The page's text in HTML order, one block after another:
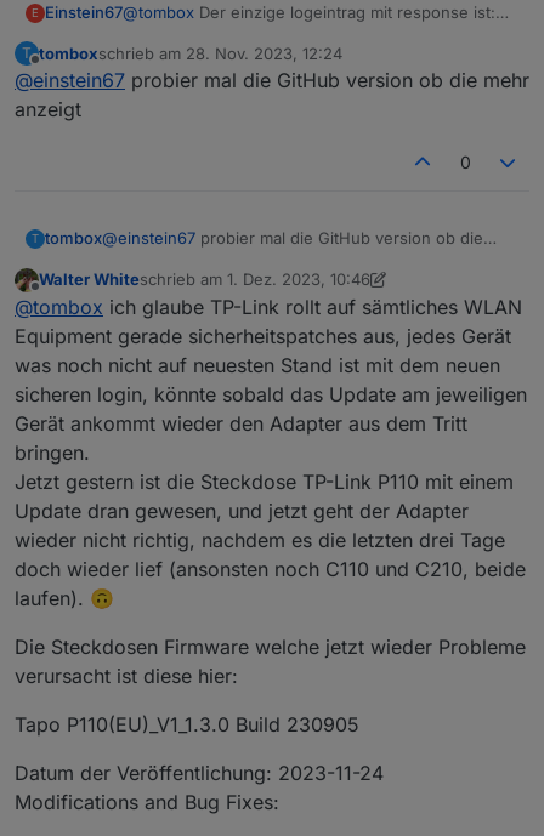
E Einstein67@tombox Der einzige logeintrag mit response ist:
2023-11-28 13:08:07.823 - info: tapo.0
2023-11-28 13:08:17.825 - debug: tapo.0
2023-11-28 13:08:17.962 - debug: tapo.0
T
Offline
tomboxschrieb am 28. Nov. 2023, 12:24
zuletzt editiert von
@einstein67 probier mal die GitHub version ob die mehr
anzeigt
0
T tombox@einstein67 probier mal die GitHub version ob die
Offline
Walter Whiteschrieb am 1. Dez. 2023, 10:46
zuletzt editiert von Walter White
@tombox ich glaube TP-Link rollt auf sämtliches WLAN
Equipment gerade sicherheitspatches aus, jedes Gerät
was noch nicht auf neuesten Stand ist mit dem neuen
sicheren login, könnte sobald das Update am jeweiligen
Gerät ankommt wieder den Adapter aus dem Tritt
bringen.
Jetzt gestern ist die Steckdose TP-Link P110 mit einem
Update dran gewesen, und jetzt geht der Adapter
wieder nicht richtig, nachdem es die letzten drei Tage
doch wieder lief (ansonsten noch C110 und C210, beide
laufen). 🙃
Die Steckdosen Firmware welche jetzt wieder Probleme
verursacht ist diese hier:
Tapo P110(EU)_V1_1.3.0 Build 230905
Datum der Veröffentlichung: 2023-11-24
Modifications and Bug Fixes: